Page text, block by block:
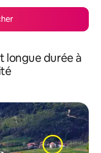
longue durée à